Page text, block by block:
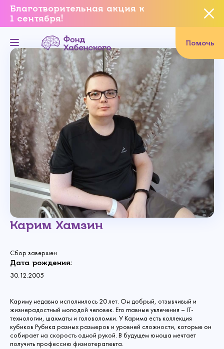
Благотворительная акция к
1 сентября!
Помочь
Карим Хамзин
Сбор завершен
Дата рождения:
30.12.2005
Кариму недавно исполнилось 20 лет. Он добрый, отзывчивый и
жизнерадостный молодой человек. Его главные увлечения – IT-
технологии, шахматы и головоломки. У Карима есть коллекция
кубиков Рубика разных размеров и уровней сложности, которые он
собирает на скорость одной рукой. В будущем юноша мечтает
получить профессию физиотерапевта.
Вы уверены, что хотите
завершить данное событие?
Да, уверен
Нет, не хочу